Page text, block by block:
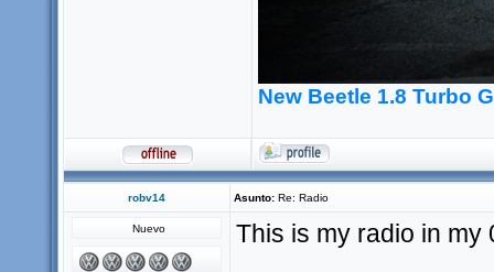
New Beetle 1.8 Turbo
robv14 Asunto: Re: Radio
Nuevo This is my radio in my